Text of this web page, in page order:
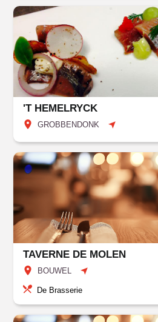
'T HEMELRYCK
GROBBENDONK
TAVERNE DE MOLEN
BOUWEL
De Brasserie